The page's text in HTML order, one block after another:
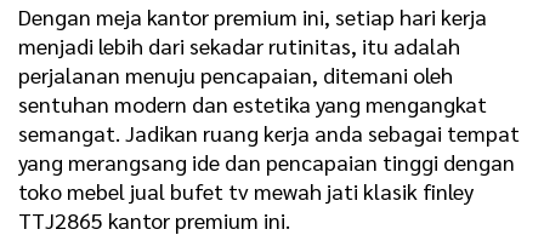
Dengan meja kantor premium ini, setiap hari kerja
menjadi lebih dari sekadar rutinitas, itu adalah
perjalanan menuju pencapaian, ditemani oleh
sentuhan modern dan estetika yang mengangkat
semangat. Jadikan ruang kerja anda sebagai tempat
yang merangsang ide dan pencapaian tinggi dengan
toko mebel jual bufet tv mewah jati klasik finley
TTJ2865 kantor premium ini.